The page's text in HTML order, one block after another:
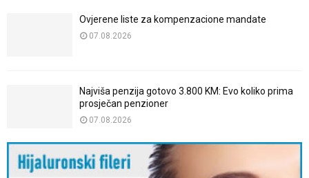
Ovjerene liste za kompenzacione mandate
07.08.2026
Najviša penzija gotovo 3.800 KM: Evo koliko prima
prosječan penzioner
07.08.2026